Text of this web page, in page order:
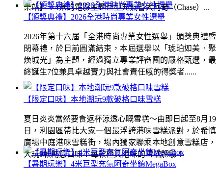
樂站】！4米的電影主題巨型充氣警犬阿奇（Chase）...
【限定口味】本地潮玩9款破格口味雪糕
夏日炎炎當然要食返杯涼透心嘅雪糕～由即日起至8月19
日，利園區帶比大家一個最浮誇港味雪糕派對，於希慎
廣場中庭港味雪糕街，場內獨家聯乘本地創意雪糕店，
大玩9款創意口味！每款極具港味的雪糕體驗！
【頒獎典禮】2026全港時尚專業女性選舉
2026年第十六屆「全港時尚專業女性選舉」頒獎典禮暨
閉幕禮，於日前圓滿結束，本屆選舉以「琥珀如美．聚
煥城光」為主題，經過獨立專業評審團的嚴格甄選，最
終誕生7位兼具卓越實力與社會責任感的得獎者......
【暑期玩樂】4米巨型充氣阿奇坐鎮MegaBox